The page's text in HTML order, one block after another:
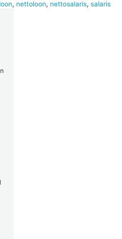
, nettoloon, nettosalaris, salaris